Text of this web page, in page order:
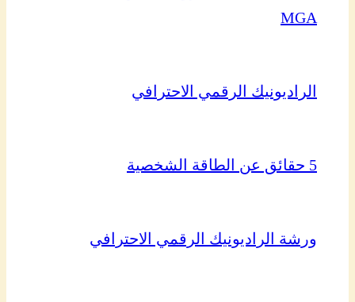
MGA
الراديونيك الرقمي الاحترافي
5 حقائق عن الطاقة الشخصية
ورشة الراديونيك الرقمي الاحترافي